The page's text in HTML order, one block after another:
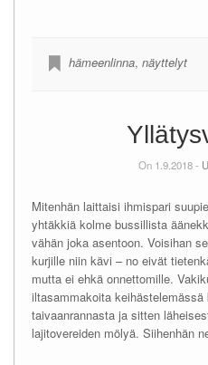
hämeenlinna, näyttelyt
On 1.9.2018 -
Mitenhän laittaisi ihmispari
yhtäkkiä kolme bussillista
vähän joka asentoon. Voisihan
kurjille niin kävi – no eivät
mutta ei ehkä onnettomille.
iltasammakoita
taivaanrannasta ja sitten
lajitovereiden mölyä. Siihenhän